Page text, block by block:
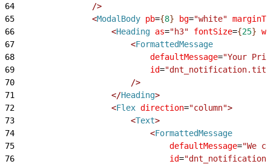
64
                /
>
65
<ModalBody pb={8} bg="white"
66
<Heading as="h3" fontSize={25}
67
<FormattedMessage
68
                            defaultMessage
="Your
69
                            id
=
70
                        /
>
71
</Heading>
72
<Flex direction="column">
73
<Text>
74
<FormattedMessage
75
                                defaultMessage
="We
76
                                id
=